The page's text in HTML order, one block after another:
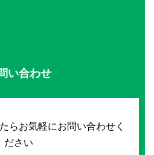
い合わせ
らお気軽にお問い合わせく
ださい